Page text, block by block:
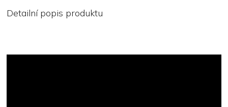
Detailní popis produktu